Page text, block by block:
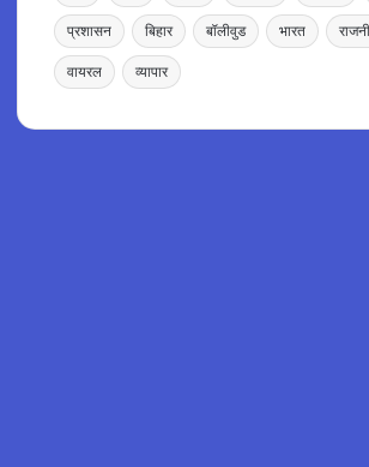
प्रशासन बिहार बॉलीवुड भारत
वायरल व्यापार